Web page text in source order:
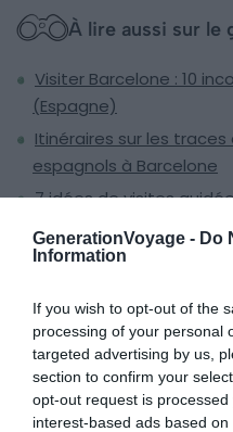
GenerationVoyage - Do
Information
If you wish to opt-out of the
processing of your personal
targeted advertising by us,
section to confirm your
opt-out request is
interest-based ads based
À lire aussi sur le
Visiter Barcelone : 10
(Espagne)
Itinéraires sur les
espagnols à Barcelone
7 idées de visites
6 activités pour
Barcelone
Musée Frederic